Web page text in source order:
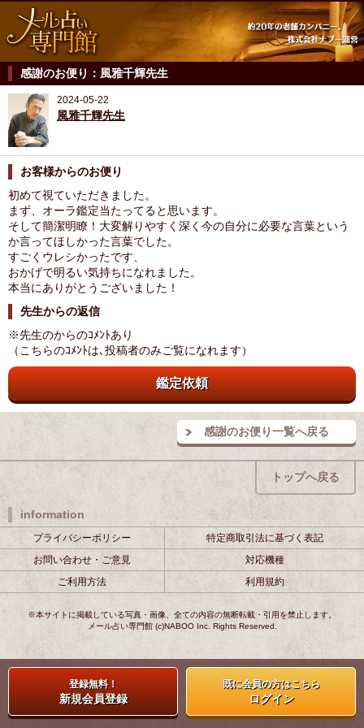
感謝のお便り：風雅千輝先生
2024-05-22
風雅千輝先生
お客様からのお便り
初めて視ていただきました。
まず、オーラ鑑定当たってると思います。
そして簡潔明瞭！大変解りやすく深く今の自分に必要な言葉という
か言ってほしかった言葉でした。
すごくウレシかったです、
おかげで明るい気持ちになれました。
本当にありがとうございました！
先生からの返信
※先生のからのｺﾒﾝﾄあり
（こちらのｺﾒﾝﾄは､投稿者のみご覧になれます）
鑑定依頼
感謝のお便り一覧へ戻る
トップへ戻る
information
プライバシーポリシー
特定商取引法に基づく表記
お問い合わせ・ご意見
対応機種
ご利用方法
利用規約
※本サイトに掲載している写真・画像、全ての内容の無断転載・引用を禁止します。
メール占い専門館 (c)NABOO Inc. Rights Reserved.
登録無料！
新規会員登録
既に会員の方はこちら
ログイン